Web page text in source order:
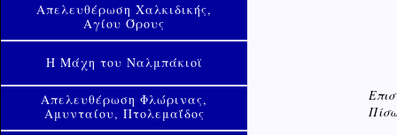
Απελευθέρωση Χαλκιδικής,
Αγίου Όρους
Η Μάχη του Ναλμπάκιοϊ
Απελευθέρωση Φλώρινας,
Αμυνταίου, Πτολεμαΐδος